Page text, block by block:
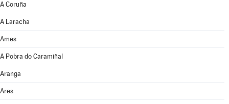
A Coruña
A Laracha
Ames
A Pobra do Caramiñal
Aranga
Ares